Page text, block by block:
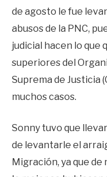
de agosto le fue
abusos de la PNC,
judicial hacen lo que
superiores del
Suprema de Justicia
muchos casos.
Sonny tuvo que
de levantarle el
Migración, ya que